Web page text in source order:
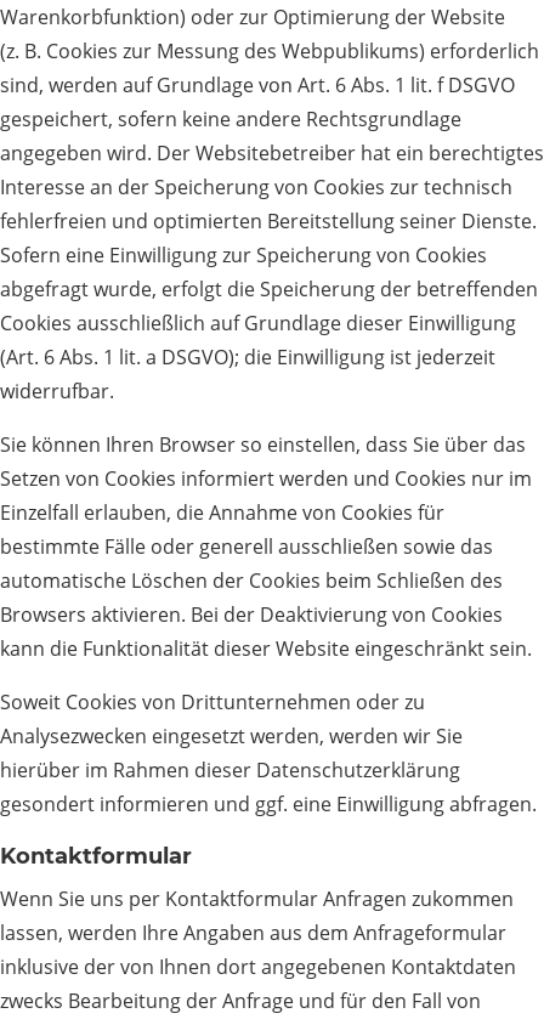
Warenkorbfunktion) oder zur Optimierung der Website
(z. B. Cookies zur Messung des Webpublikums) erforderlich
sind, werden auf Grundlage von Art. 6 Abs. 1 lit. f DSGVO
gespeichert, sofern keine andere Rechtsgrundlage
angegeben wird. Der Websitebetreiber hat ein berechtigtes
Interesse an der Speicherung von Cookies zur technisch
fehlerfreien und optimierten Bereitstellung seiner Dienste.
Sofern eine Einwilligung zur Speicherung von Cookies
abgefragt wurde, erfolgt die Speicherung der betreffenden
Cookies ausschließlich auf Grundlage dieser Einwilligung
(Art. 6 Abs. 1 lit. a DSGVO); die Einwilligung ist jederzeit
widerrufbar.
Sie können Ihren Browser so einstellen, dass Sie über das
Setzen von Cookies informiert werden und Cookies nur im
Einzelfall erlauben, die Annahme von Cookies für
bestimmte Fälle oder generell ausschließen sowie das
automatische Löschen der Cookies beim Schließen des
Browsers aktivieren. Bei der Deaktivierung von Cookies
kann die Funktionalität dieser Website eingeschränkt sein.
Soweit Cookies von Drittunternehmen oder zu
Analysezwecken eingesetzt werden, werden wir Sie
hierüber im Rahmen dieser Datenschutzerklärung
gesondert informieren und ggf. eine Einwilligung abfragen.
Kontaktformular
Wenn Sie uns per Kontaktformular Anfragen zukommen
lassen, werden Ihre Angaben aus dem Anfrageformular
inklusive der von Ihnen dort angegebenen Kontaktdaten
zwecks Bearbeitung der Anfrage und für den Fall von